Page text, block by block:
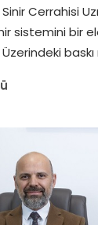
Cerrahisi
sistemini bir
baskı